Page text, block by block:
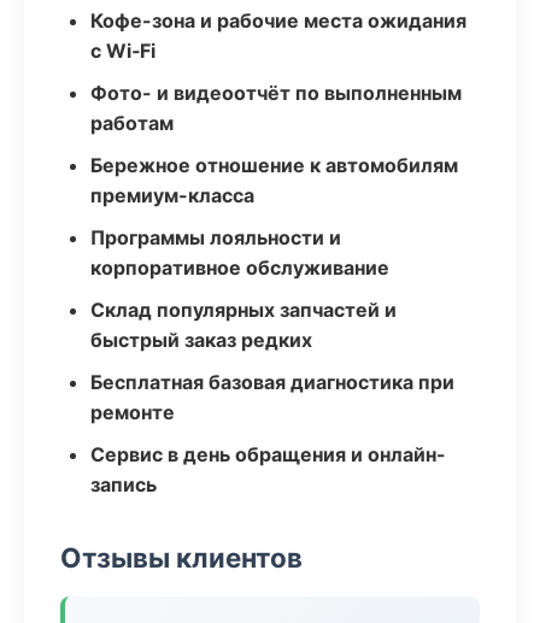
Кофе-зона и рабочие места ожидания
с Wi‑Fi
Фото- и видеоотчёт по выполненным
работам
Бережное отношение к автомобилям
премиум-класса
Программы лояльности и
корпоративное обслуживание
Склад популярных запчастей и
быстрый заказ редких
Бесплатная базовая диагностика при
ремонте
Сервис в день обращения и онлайн-
запись
Отзывы клиентов